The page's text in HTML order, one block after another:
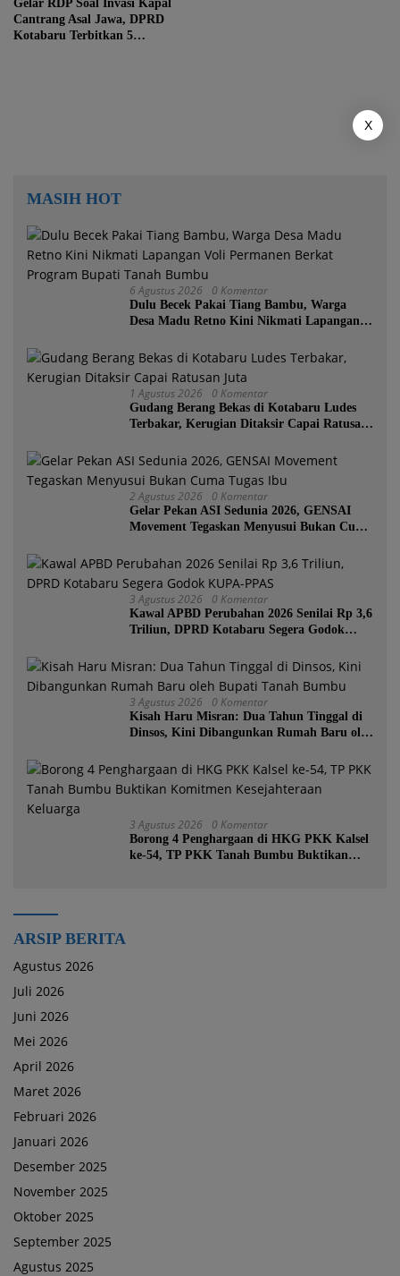
Gelar RDP Soal Invasi Kapal
Cantrang Asal Jawa, DPRD
Kotabaru Terbitkan 5
MASIH HOT
6 Agustus 2026 0 Komentar
Dulu Becek Pakai Tiang Bambu, Warga
Desa Madu Retno Kini Nikmati Lapangan
Tanah Bumbu
1 Agustus 2026 0 Komentar
Gudang Berang Bekas di Kotabaru Ludes
Terbakar, Kerugian Ditaksir Capai Ratusan
2 Agustus 2026 0 Komentar
Gelar Pekan ASI Sedunia 2026, GENSAI
Movement Tegaskan Menyusui Bukan Cuma
3 Agustus 2026 0 Komentar
Kawal APBD Perubahan 2026 Senilai Rp 3,6
Triliun, DPRD Kotabaru Segera Godok
3 Agustus 2026 0 Komentar
Kisah Haru Misran: Dua Tahun Tinggal di
Dinsos, Kini Dibangunkan Rumah Baru oleh
3 Agustus 2026 0 Komentar
Borong 4 Penghargaan di HKG PKK Kalsel
ke-54, TP PKK Tanah Bumbu Buktikan
ARSIP BERITA
Agustus 2026
Juli 2026
Juni 2026
Mei 2026
April 2026
Maret 2026
Februari 2026
Januari 2026
Desember 2025
November 2025
Oktober 2025
September 2025
Agustus 2025
X